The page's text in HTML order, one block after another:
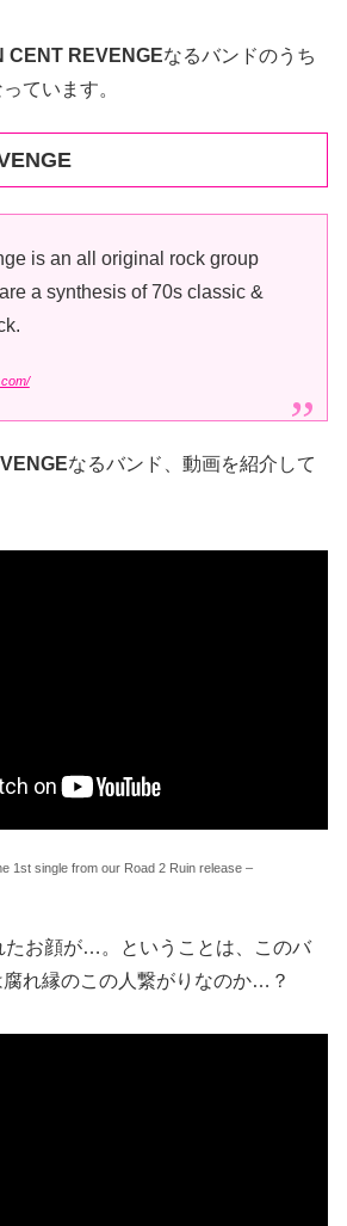
CENT REVENGEなるバンドのうち
ています。
is an all original rock group
a synthesis of 70s classic &
なるバンド、動画を紹介して
1st single from our Road 2 Ruin release –
たお顔が…。ということは、このバ
れ縁のこの人繋がりなのか…？